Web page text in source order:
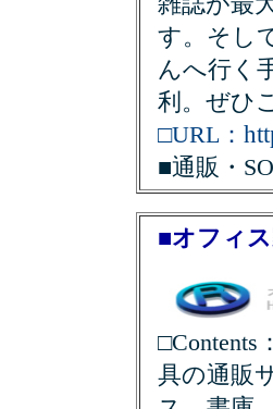
す。そし
んへ行く
利。ぜひ
□URL：
■通販・
■オフィ
具の通販